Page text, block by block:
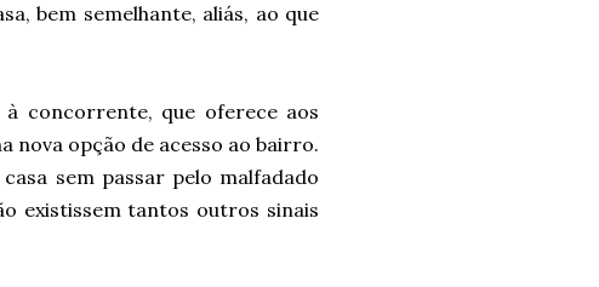
bem semelhante, aliás, ao que
concorrente, que oferece aos
nova opção de acesso ao bairro.
sem passar pelo malfadado
existissem tantos outros sinais